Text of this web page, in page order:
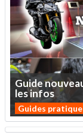
Guide
lesinfos
Guides